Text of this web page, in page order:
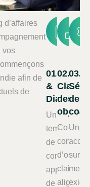
d’affaires
vos
afin de
de
01.Écoute
&
Un
temps
de
approfondie
de
02.
des
Co-
clairs,
alignés
03.
de
Un
sur